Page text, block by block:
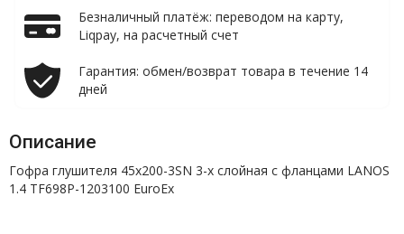
Безналичный платёж: переводом на карту,
Liqpay, на расчетный счет
Гарантия: обмен/возврат товара в течение 14
дней
Описание
Гофра глушителя 45x200-3SN 3-х слойная с фланцами LANOS
1.4 TF698P-1203100 EuroEx